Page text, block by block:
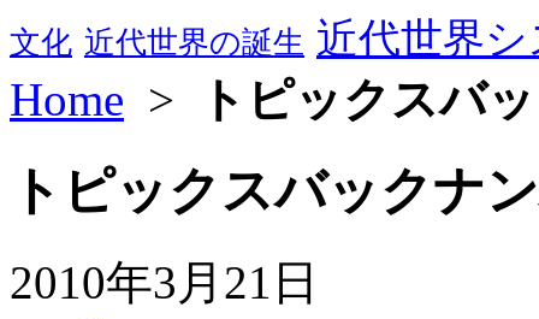
文化 近代世界の誕生 近代世界
Home > トピックスバ
トピックスバックナ
2010年3月21日